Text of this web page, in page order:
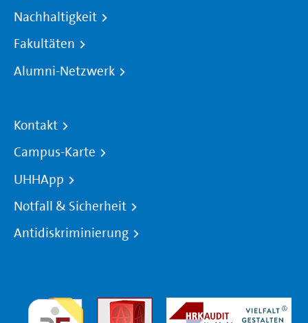
Nachhaltigkeit
Fakultäten
Alumni-Netzwerk
Kontakt
Campus-Karte
UHHApp
Notfall & Sicherheit
Antidiskriminierung